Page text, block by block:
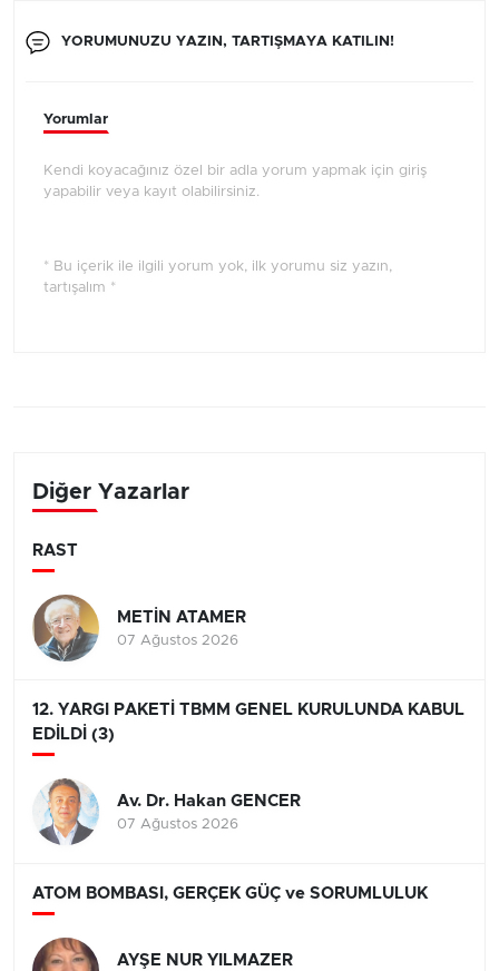
YORUMUNUZU YAZIN, TARTIŞMAYA KATILIN!
Yorumlar
Kendi koyacağınız özel bir adla yorum yapmak için giriş
yapabilir veya kayıt olabilirsiniz.
* Bu içerik ile ilgili yorum yok, ilk yorumu siz yazın,
tartışalım *
Diğer Yazarlar
RAST
METİN ATAMER
07 Ağustos 2026
12. YARGI PAKETİ TBMM GENEL KURULUNDA KABUL
EDİLDİ (3)
Av. Dr. Hakan GENCER
07 Ağustos 2026
ATOM BOMBASI, GERÇEK GÜÇ ve SORUMLULUK
AYŞE NUR YILMAZER